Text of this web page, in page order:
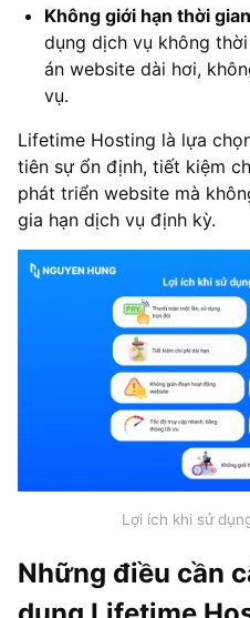
Không giới hạn thời
dụng dịch vụ không
án website dài hơi,
vụ.
Lifetime Hosting là lựa
tiên sự ổn định, tiết kiệm
phát triển website mà
gia hạn dịch vụ định kỳ.
Lợi ích khi sử
Những điều cần